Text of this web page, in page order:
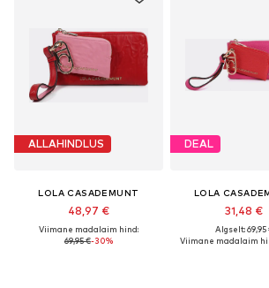
ALLAHINDLUS
LOLA CASADEMUNT
48,97 €
Viimane madalaim hind:
69,95 €-30%
DEAL
LOLA
31,48 €
Algselt: 69,95
Viimane madalaim